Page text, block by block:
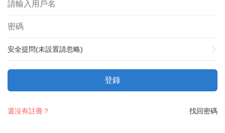
安全提問(未設置請忽略)
登錄
找回密碼
還沒有註冊？